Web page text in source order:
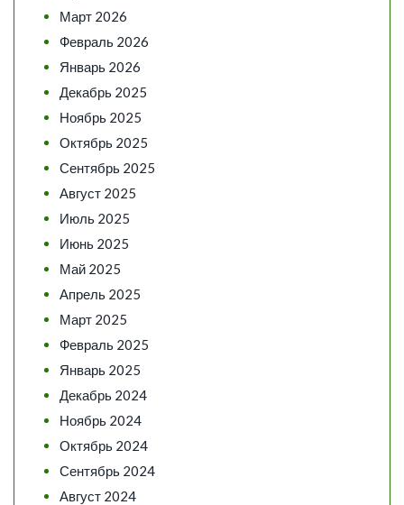
Март 2026
Февраль 2026
Январь 2026
Декабрь 2025
Ноябрь 2025
Октябрь 2025
Сентябрь 2025
Август 2025
Июль 2025
Июнь 2025
Май 2025
Апрель 2025
Март 2025
Февраль 2025
Январь 2025
Декабрь 2024
Ноябрь 2024
Октябрь 2024
Сентябрь 2024
Август 2024